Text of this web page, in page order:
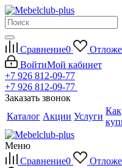
Сравнение0
ВойтиМой кабинет
+7 926 812-09-77
+7 926 812-09-77
Заказать звонок
Каталог Акции Услуги
Как
Меню
Сравнение0